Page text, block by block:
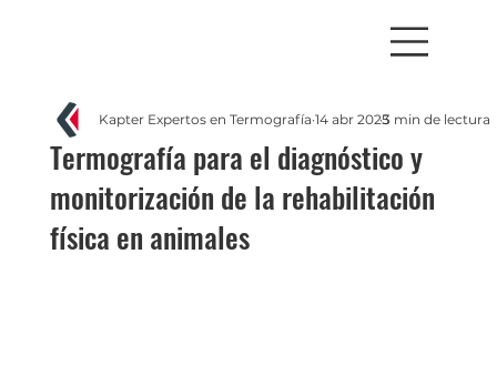
Termografía para el diagnóstico y
monitorización de la rehabilitación
física en animales
Kapter Expertos en Termografía 14 abr 20253 min de lectura